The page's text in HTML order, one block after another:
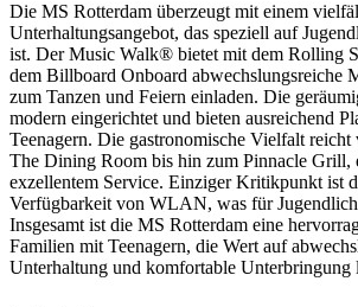
Die MS Rotterdam überzeugt mit einem
Unterhaltungsangebot, das speziell auf
ist. Der Music Walk® bietet mit dem Rolling
dem Billboard Onboard abwechslungsreiche
zum Tanzen und Feiern einladen. Die
modern eingerichtet und bieten ausreichend
Teenagern. Die gastronomische Vielfalt reicht
The Dining Room bis hin zum Pinnacle Grill,
exzellentem Service. Einziger Kritikpunkt ist
Verfügbarkeit von WLAN, was für
Insgesamt ist die MS Rotterdam eine
Familien mit Teenagern, die Wert auf
Unterhaltung und komfortable Unterbringung